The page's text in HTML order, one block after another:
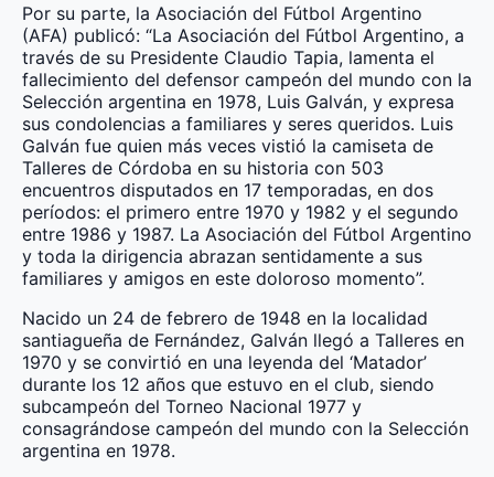
Por su parte, la Asociación del Fútbol Argentino
(AFA) publicó: “La Asociación del Fútbol Argentino, a
través de su Presidente Claudio Tapia, lamenta el
fallecimiento del defensor campeón del mundo con la
Selección argentina en 1978, Luis Galván, y expresa
sus condolencias a familiares y seres queridos. Luis
Galván fue quien más veces vistió la camiseta de
Talleres de Córdoba en su historia con 503
encuentros disputados en 17 temporadas, en dos
períodos: el primero entre 1970 y 1982 y el segundo
entre 1986 y 1987. La Asociación del Fútbol Argentino
y toda la dirigencia abrazan sentidamente a sus
familiares y amigos en este doloroso momento”.
Nacido un 24 de febrero de 1948 en la localidad
santiagueña de Fernández, Galván llegó a Talleres en
1970 y se convirtió en una leyenda del ‘Matador’
durante los 12 años que estuvo en el club, siendo
subcampeón del Torneo Nacional 1977 y
consagrándose campeón del mundo con la Selección
argentina en 1978.